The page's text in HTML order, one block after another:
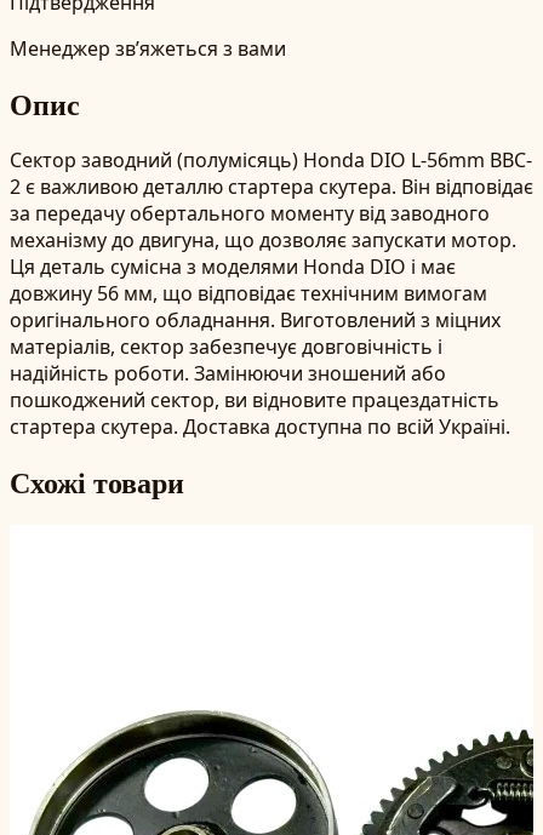
Менеджер зв’яжеться з вами
Опис
Сектор заводний (полумісяць) Honda DIO L-56mm BBC-
2 є важливою деталлю стартера скутера. Він відповідає
за передачу обертального моменту від заводного
механізму до двигуна, що дозволяє запускати мотор.
Ця деталь сумісна з моделями Honda DIO і має
довжину 56 мм, що відповідає технічним вимогам
оригінального обладнання. Виготовлений з міцних
матеріалів, сектор забезпечує довговічність і
надійність роботи. Замінюючи зношений або
пошкоджений сектор, ви відновите працездатність
стартера скутера. Доставка доступна по всій Україні.
Схожі товари